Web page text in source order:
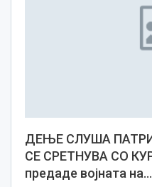
ДЕЊЕ СЛУША
СЕ СРЕТНУВА СО
предаде војната на…